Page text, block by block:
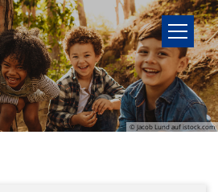
© Jacob Lund auf istock.com